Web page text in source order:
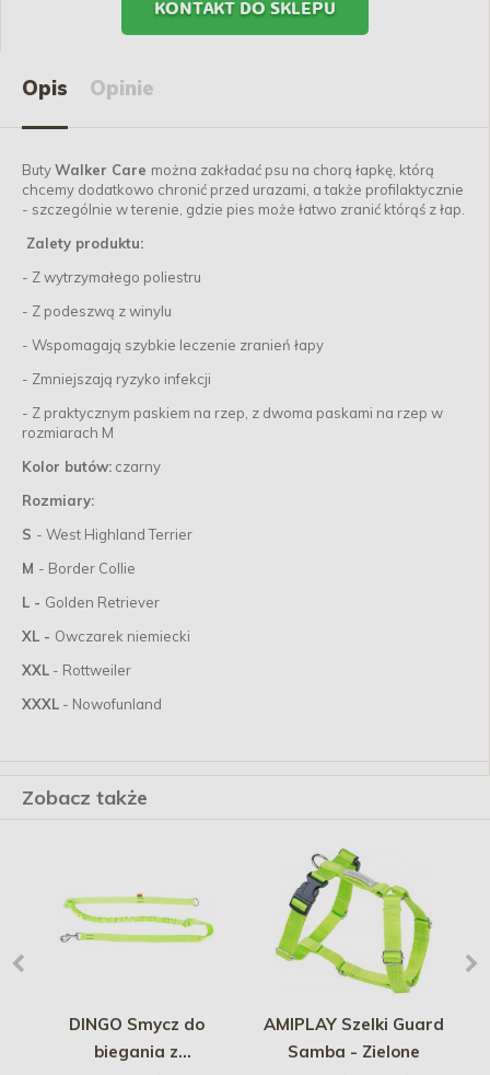
KONTAKT DO SKLEPU
Opis Opinie
ButyWalker Care można zakładać psu na chorą łapkę, którą
chcemy dodatkowo chronić przed urazami, a także profilaktycznie
- szczególnie w terenie, gdzie pies może łatwo zranić którąś z łap.
Zalety produktu:
- Z wytrzymałego poliestru
- Z podeszwą z winylu
- Wspomagają szybkie leczenie zranień łapy
- Zmniejszają ryzyko infekcji
- Z praktycznym paskiem na rzep, z dwoma paskami na rzep w
rozmiarach M
Kolor butów: czarny
Rozmiary:
S - West Highland Terrier
M - Border Collie
L - Golden Retriever
XL - Owczarek niemiecki
XXL - Rottweiler
XXXL - Nowofunland
Zobacz także
DINGO Smycz do
biegania z
AMIPLAY Szelki Guard
Samba - Zielone